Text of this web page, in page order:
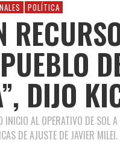
POLÍTICA
DIJO
INICIO AL OPERATIVO DE SOL
DE AJUSTE DE JAVIER MILEI.